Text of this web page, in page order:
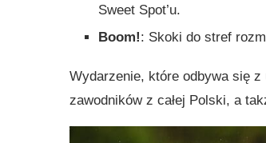
Sweet Spot’u.
Boom!: Skoki do stref
Wydarzenie, które odbywa się
zawodników z całej Polski, a